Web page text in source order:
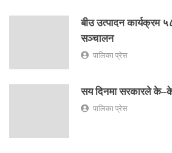
बीउ उत्पादन कार्यक्रम
सञ्चालन
पालिका प्रेस
सय दिनमा सरकारले के–के
पालिका प्रेस